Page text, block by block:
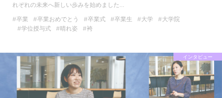
れぞれの未来へ新しい歩みを始めました…
#卒業
#卒業おめでとう #卒業式 #卒業生 #大学
#大学院
#学位授与式
#晴れ姿 #袴
インタビュー